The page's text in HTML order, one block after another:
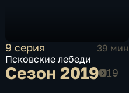
9 серия
39 мин
Псковские лебеди
Сезон 2019Сезон 2019